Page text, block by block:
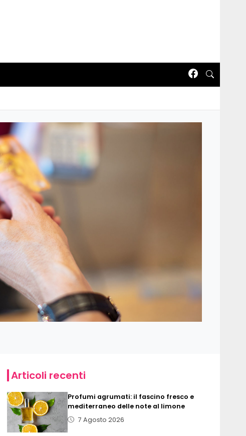
Articoli recenti
Profumi agrumati: il fascino fresco e
mediterraneo delle note al limone
7 Agosto 2026